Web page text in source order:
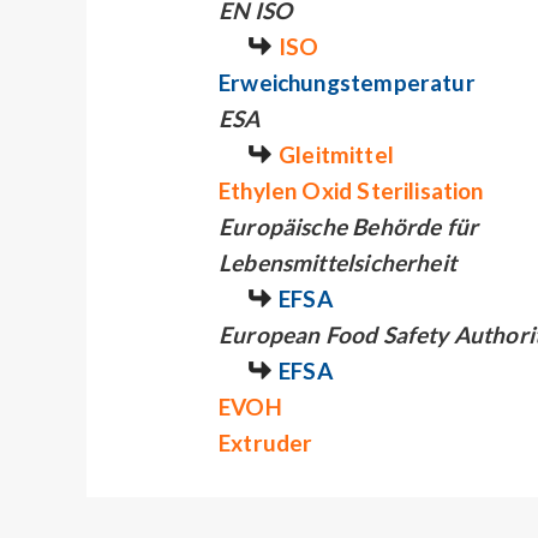
EN ISO
ISO
Erweichungstemperatur
ESA
Gleitmittel
Ethylen Oxid Sterilisation
Europäische Behörde für
Lebensmittelsicherheit
EFSA
European Food Safety
EFSA
EVOH
Extruder